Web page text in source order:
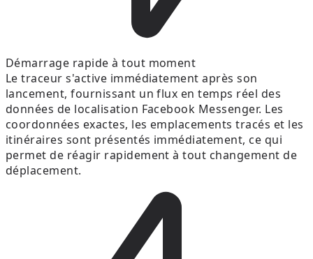
Démarrage rapide à tout moment
Le traceur s'active immédiatement après son
lancement, fournissant un flux en temps réel des
données de localisation Facebook Messenger. Les
coordonnées exactes, les emplacements tracés et les
itinéraires sont présentés immédiatement, ce qui
permet de réagir rapidement à tout changement de
déplacement.